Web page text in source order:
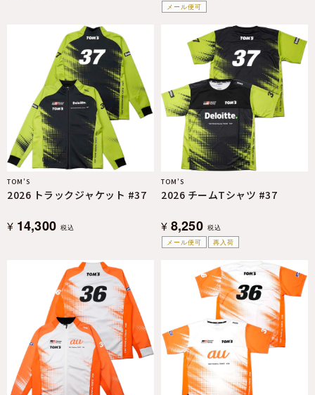
メール便可
TOM’S
2026 トラックジャケット #37
¥ 14,300 税込
メール便可
再入荷
TOM’S
2026 チームTシャツ #37
¥ 8,250 税込